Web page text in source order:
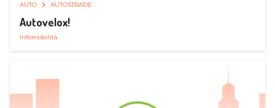
AUTO AUTOSTRADE
Autovelox!
Infomobilità